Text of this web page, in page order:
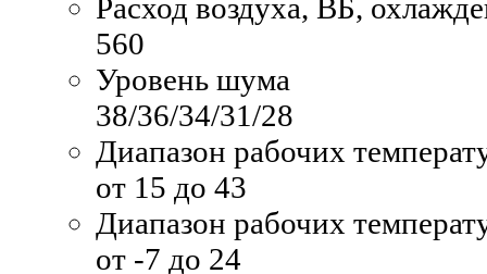
Расход воздуха, ВБ,
560
Уровень шума
38/36/34/31/28
Диапазон рабочих
от 15 до 43
Диапазон рабочих
от -7 до 24